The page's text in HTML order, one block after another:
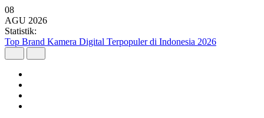
08
AGU 2026
Statistik:
Top Brand Kamera Digital Terpopuler di Indonesia 2026